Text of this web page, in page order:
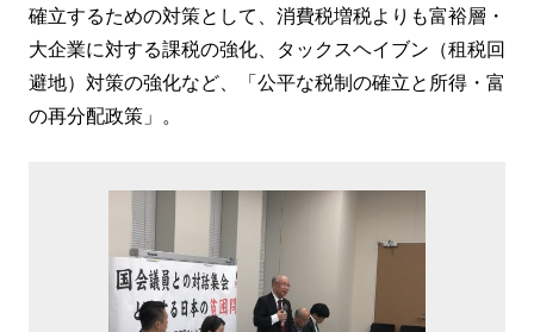
確立するための対策として、消費税増税よりも富裕層・
大企業に対する課税の強化、タックスヘイブン（租税回
避地）対策の強化など、「公平な税制の確立と所得・富
の再分配政策」。